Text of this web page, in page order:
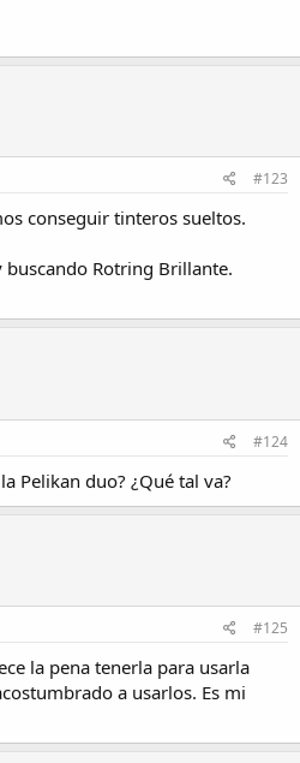
#123
conseguir tinteros sueltos.
Rotring Brillante.
#124
Pelikan duo? ¿Qué tal va?
#125
la pena tenerla para usarla
a usarlos. Es mi